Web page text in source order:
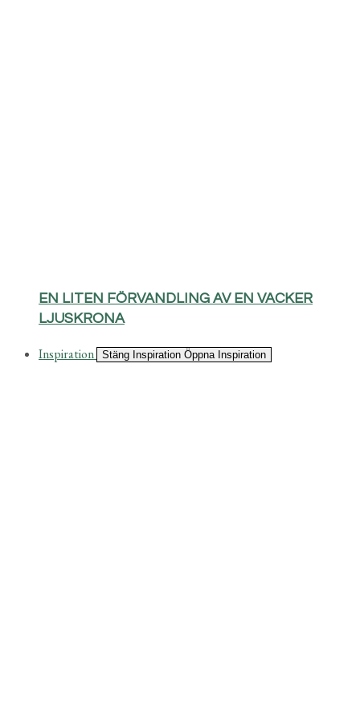
EN LITEN FÖRVANDLING AV EN VACKER
LJUSKRONA
Inspiration Stäng Inspiration Öppna Inspiration